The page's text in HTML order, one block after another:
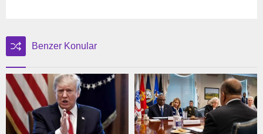
Benzer Konular